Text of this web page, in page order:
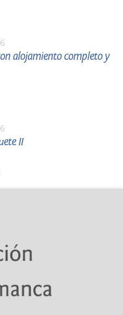
alojamiento completo y
II